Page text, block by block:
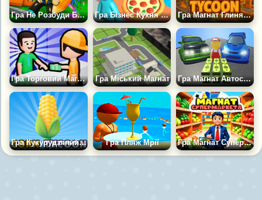
Гра Не Розбуди Брейнрота Оббі Магнат Брейнрот Тайкун Гра Бізнес Кухня Панди Гра Магнат Глиняних Ремесел
Гра Торговий Магнат Гра Міський Магнат Гра Магнат Автосервісу
Гра Кукурудзяний Магнат Гра Пляж Мрії Гра Магнат Супермаркету 3